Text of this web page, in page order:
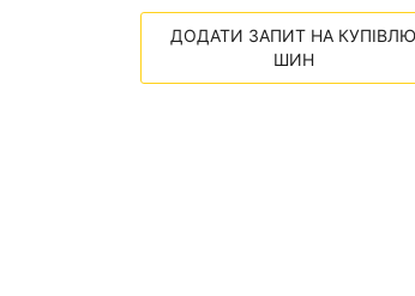
ДОДАТИ ЗАПИТ НА КУПІВЛЮ
ШИН